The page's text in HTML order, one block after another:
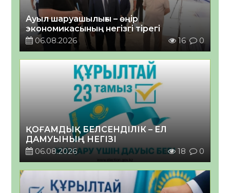
Ауыл шаруашылығы – өңір
экономикасының негізгі тірегі
06.08.2026
16 0
ҚОҒАМДЫҚ БЕЛСЕНДІЛІК – ЕЛ
ДАМУЫНЫҢ НЕГІЗІ
06.08.2026
18 0